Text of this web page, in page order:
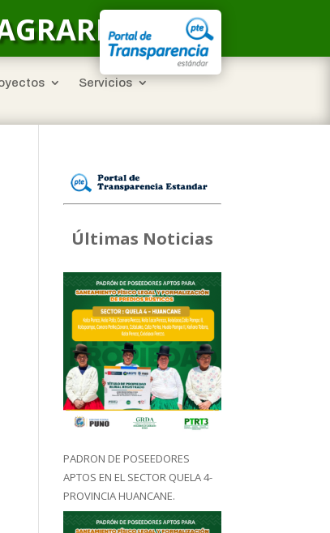
Servicios
Últimas Noticias
PADRON DE POSEEDORES
APTOS EN EL SECTOR QUELA 4-
PROVINCIA HUANCANE.